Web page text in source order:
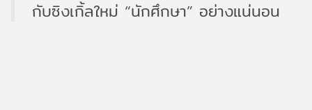
กับซิงเกิ้ลใหม่ “นักศึกษา” อย่างแน่นอน